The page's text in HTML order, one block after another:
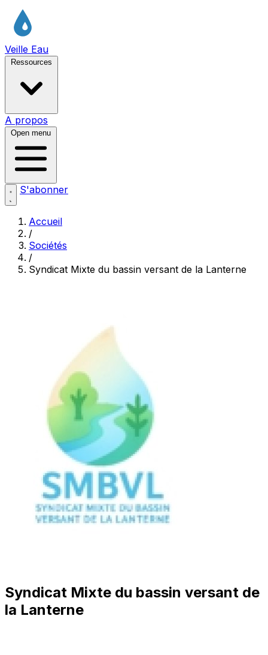
Veille Eau
Ressources
A propos
Open menu
S'abonner
Accueil
/
Sociétés
/
Syndicat Mixte du bassin versant de la Lanterne
Syndicat Mixte du bassin versant de
la Lanterne